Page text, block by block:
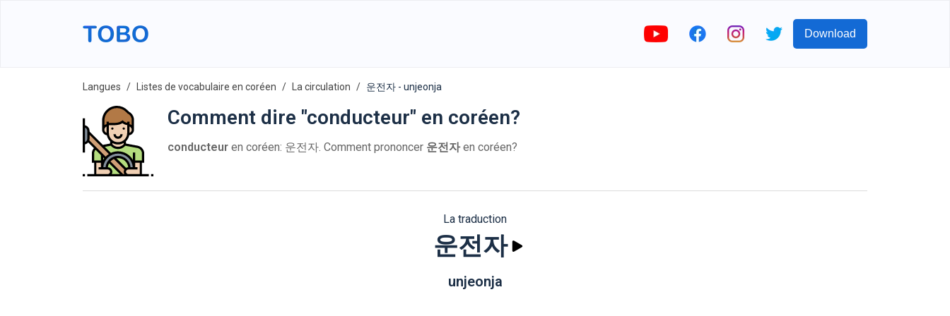
Download
Langues Listes de vocabulaire en coréen La circulation 운전자 - unjeonja
Comment dire "conducteur" en coréen?
conducteur en coréen: 운전자. Comment prononcer 운전자en coréen?
La traduction
운전자
unjeonja